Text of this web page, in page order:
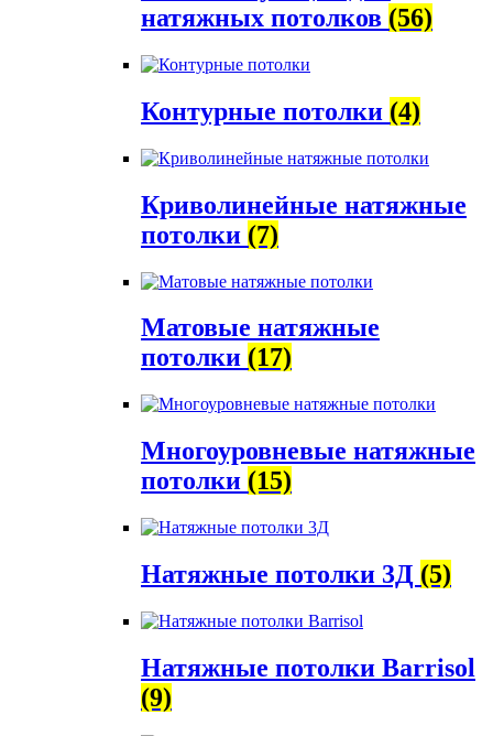
натяжных потолков (56)
Контурные потолки (4)
Криволинейные натяжные
потолки (7)
Матовые натяжные
потолки (17)
Многоуровневые натяжные
потолки (15)
Натяжные потолки 3Д (5)
Натяжные потолки Barrisol
(9)